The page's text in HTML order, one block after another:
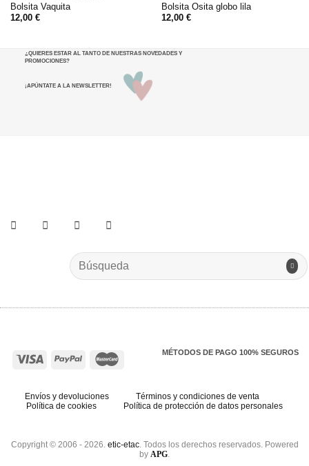
Bolsita Vaquita
12,00 €
Bolsita Osita globo lila
12,00 €
¿QUIERES ESTAR AL TANTO DE NUESTRAS NOVEDADES Y
PROMOCIONES?
¡APÚNTATE A LA NEWSLETTER!
Search
for:
MÉTODOS DE PAGO 100% SEGUROS
Envíos y devoluciones
Términos y condiciones de venta
Política de cookies
Política de protección de datos personales
Copyright © 2006 - 2026. etic-etac. Todos los derechos reservados. Powered
by APG